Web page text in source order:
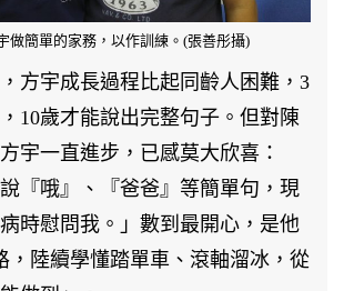
做簡單的家務，以作訓練。(張善彤攝)
方宇成長過程比起同齡人困難，3
10歲才能說出完整句子。但對陳
宇一直進步，已感莫大欣喜：
說『哦』、『爸爸』等簡單句，現
時慰問我。」數到最開心，是他
，陸續學懂踏單車、滾軸溜冰，從